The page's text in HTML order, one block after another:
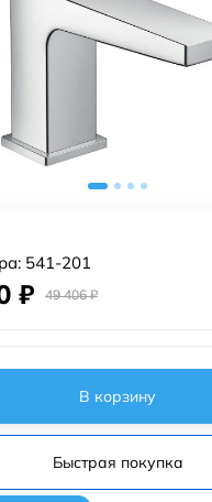
541-201
₽ 49 406₽
В корзину
Быстрая покупка